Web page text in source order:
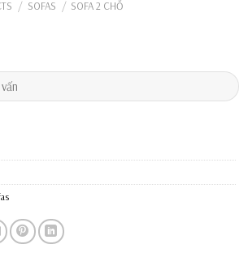
/ SOFAS / SOFA 2 CHỖ